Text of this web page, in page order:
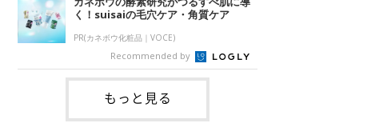
真ギャラリーーー夏に愛犬の活動量が減る
と感じる飼い主さんもいるようです。理由
としてどのようなこ
が急に走り回る理由や見極め方などについ
て、いぬのきもち獣医師相談室の岡本りさ
先生に伺いました。犬が急に走り回るのは
よくある行動？いぬのきもち投稿写真ギャ
ラリー犬が突然走り回る行動は、必ずしも
珍しいものではないと考えられています。
体にたまったエ
ると、「何か気になることがあるの？」
「ちゃんと歩けているかな」と不安になる
ことがあるかもしれません。愛犬が歩きな
がら飼い主さんを振り返るしぐさには、ど
んな気持ちが隠れているのでしょうか。今
回は、犬が散歩中に飼い主さんを確認する
理由や注意すべきサインの見極めかた、対
応のポイントなどについて、いぬのきもち
獣医師相談室の原 駿太朗先生に伺いまし
く！suisaiの毛穴ケア・角質ケア
PR(カネボウ化粧品｜VOCE)
Recommended by
もっと見る